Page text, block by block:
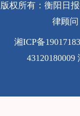
版权所有：衡阳日
律顾
湘ICP备
43120180009